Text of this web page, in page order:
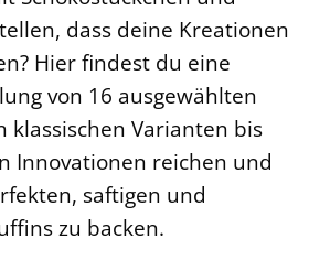
dass deine Kreationen
Hier findest du eine
von 16 ausgewählten
klassischen Varianten bis
Innovationen reichen und
saftigen und
zu backen.